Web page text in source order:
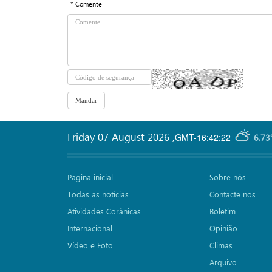
* Comente
GMT-16:42:22
Friday 07 August 2026 ,
Pagina inicial
Todas as notícias
Atividades Corânicas
Internacional
Vídeo e Foto
Sobre nós
Contacte nos
Boletim
Opinião
Climas
Arquivo